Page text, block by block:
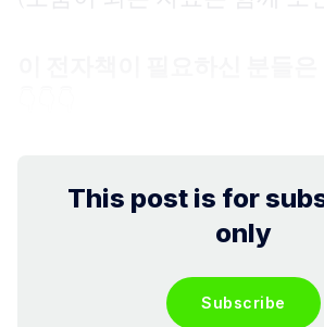
This post is for
only
Subscribe